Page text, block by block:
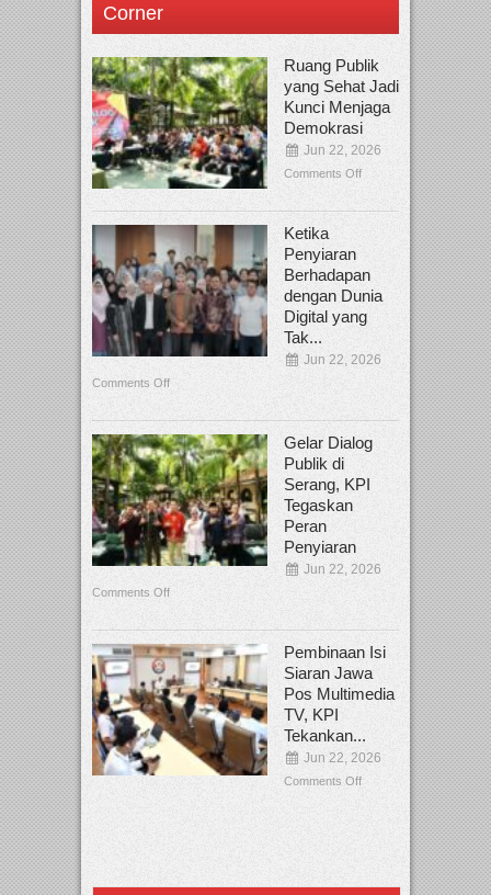
Corner
Ruang Publik
yang Sehat Jadi
Kunci Menjaga
Demokrasi
Jun 22, 2026
Comments Off
Ketika
Penyiaran
Berhadapan
dengan Dunia
Digital yang
Tak...
Jun 22, 2026
Comments Off
Gelar Dialog
Publik di
Serang, KPI
Tegaskan
Peran
Penyiaran
Jun 22, 2026
Comments Off
Pembinaan Isi
Siaran Jawa
Pos Multimedia
TV, KPI
Tekankan...
Jun 22, 2026
Comments Off